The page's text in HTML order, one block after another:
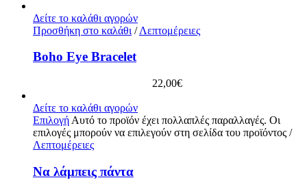
Δείτε το καλάθι αγορών
Προσθήκη στο καλάθι / Λεπτομέρειες
Boho Eye Bracelet
22,00€
Δείτε το καλάθι αγορών
Επιλογή Αυτό το προϊόν έχει πολλαπλές παραλλαγές. Οι
επιλογές μπορούν να επιλεγούν στη σελίδα του προϊόντος /
Λεπτομέρειες
Να λάμπεις πάντα